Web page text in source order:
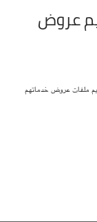
عروض
ملفات عروض خدماتهم